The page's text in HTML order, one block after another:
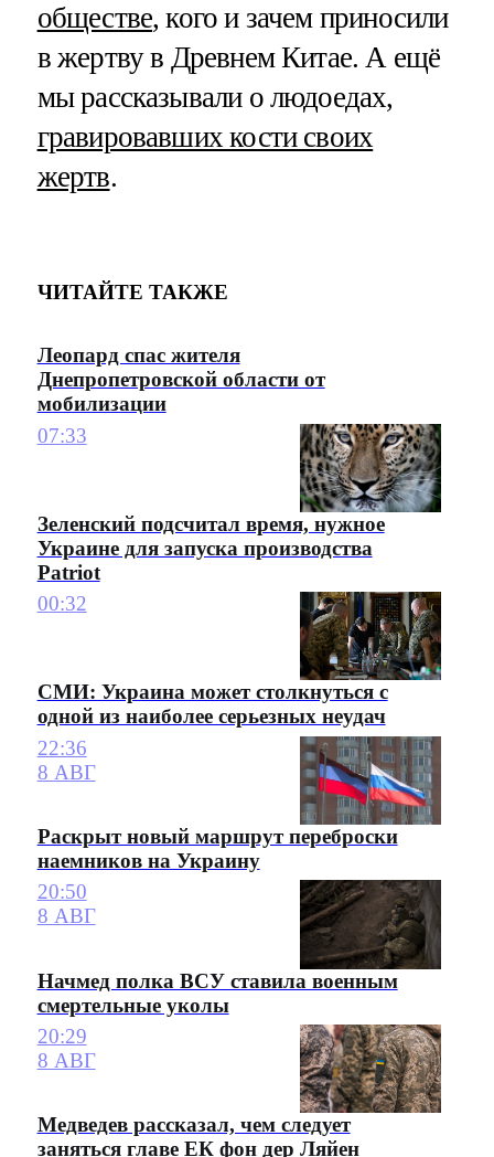
обществе, кого и зачем приносили
в жертву в Древнем Китае. А ещё
мы рассказывали о людоедах,
гравировавших кости своих
жертв.
ЧИТАЙТЕ ТАКЖЕ
Леопард спас жителя
Днепропетровской области от
мобилизации
07:33
Зеленский подсчитал время, нужное
Украине для запуска производства
Patriot
00:32
СМИ: Украина может столкнуться с
одной из наиболее серьезных неудач
22:36
8 АВГ
Раскрыт новый маршрут переброски
наемников на Украину
20:50
8 АВГ
Начмед полка ВСУ ставила военным
смертельные уколы
20:29
8 АВГ
Медведев рассказал, чем следует
заняться главе ЕК фон дер Ляйен